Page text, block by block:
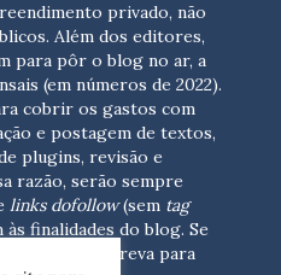
privado, não
Além dos editores,
para pôr o blog no ar, a
(em números de 2022).
cobrir os gastos com
e postagem de textos,
plugins, revisão e
razão, serão sempre
links dofollow(sem tag
às finalidades do blog. Se
escreva para